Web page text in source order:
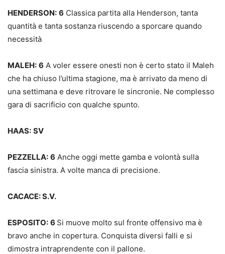
HENDERSON: 6 Classica partita alla Henderson, tanta
quantità e tanta sostanza riuscendo a sporcare quando
necessità
MALEH: 6 A voler essere onesti non è certo stato il Maleh
che ha chiuso l’ultima stagione, ma è arrivato da meno di
una settimana e deve ritrovare le sincronie. Ne complesso
gara di sacrificio con qualche spunto.
HAAS: SV
PEZZELLA: 6 Anche oggi mette gamba e volontà sulla
fascia sinistra. A volte manca di precisione.
CACACE: S.V.
ESPOSITO: 6 Si muove molto sul fronte offensivo ma è
bravo anche in copertura. Conquista diversi falli e si
dimostra intraprendente con il pallone.